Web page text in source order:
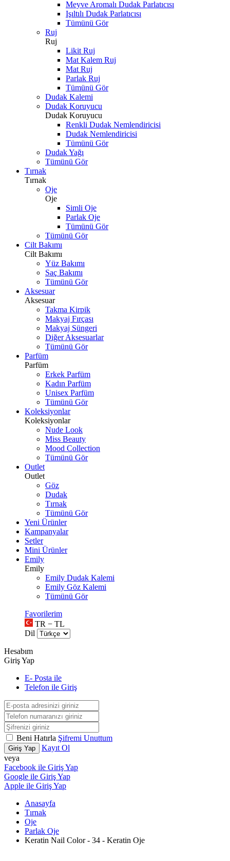
Meyve Aromalı Dudak Parlatıcısı
Işıltılı Dudak Parlatıcısı
Tümünü Gör
Ruj
Ruj
Likit Ruj
Mat Kalem Ruj
Mat Ruj
Parlak Ruj
Tümünü Gör
Dudak Kalemi
Dudak Koruyucu
Dudak Koruyucu
Renkli Dudak Nemlendiricisi
Dudak Nemlendiricisi
Tümünü Gör
Dudak Yağı
Tümünü Gör
Tırnak
Tırnak
Oje
Oje
Simli Oje
Parlak Oje
Tümünü Gör
Tümünü Gör
Cilt Bakımı
Cilt Bakımı
Yüz Bakımı
Saç Bakımı
Tümünü Gör
Aksesuar
Aksesuar
Takma Kirpik
Makyaj Fırçası
Makyaj Süngeri
Diğer Aksesuarlar
Tümünü Gör
Parfüm
Parfüm
Erkek Parfüm
Kadın Parfüm
Unisex Parfüm
Tümünü Gör
Koleksiyonlar
Koleksiyonlar
Nude Look
Miss Beauty
Mood Collection
Tümünü Gör
Outlet
Outlet
Göz
Dudak
Tırnak
Tümünü Gör
Yeni Ürünler
Kampanyalar
Setler
Mini Ürünler
Emily
Emily
Emily Dudak Kalemi
Emily Göz Kalemi
Tümünü Gör
Favorilerim
TR − TL
Dil
Hesabım
Giriş Yap
E- Posta ile
Telefon ile Giriş
Beni Hatırla Şifremi Unuttum
Giriş Yap
Kayıt Ol
veya
Facebook ile Giriş Yap
Google ile Giriş Yap
Apple ile Giriş Yap
Anasayfa
Tırnak
Oje
Parlak Oje
Keratin Nail Color - 34 - Keratin Oje